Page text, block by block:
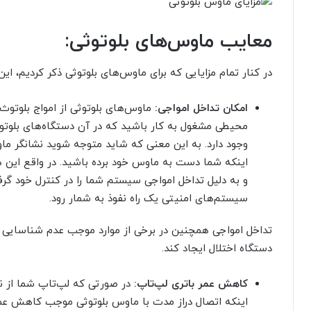
معایب ماوس‌های بلوتوثی:
در کنار تمام مزایایی که برای ماوس‌های بلوتوثی ذکر کردیم،
امکان تداخل امواجی: ماوس‌های بلوتوثی از امواج
محیطی مشغول به کار باشید که در آن دستگاه‌های
وجود دارد. به این معنی که شاید متوجه ‌شوید
اینکه شما دست به ماوس‌ خود برده باشید. در واقع
و به دلیل تداخل امواجی سیستم شما را در کنترل خود
سیستم‌های امنیتی یک راه نفوذ به شمار رود.
تداخل امواجی همچنین در برخی از موارد موجب عدم
دستگاه اختلال ایجاد کند.
کاهش عمر باتری لپ‌تاپ‌:
اینکه اتصال دراز مدت با ماوس بلوتوثی موجب کاهش